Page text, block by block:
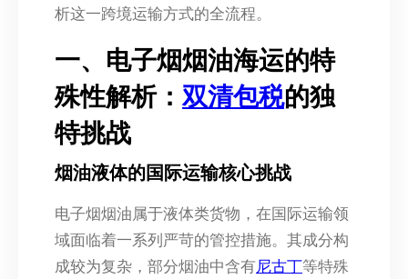
析这一跨境运输方式的全流程。
一、电子烟烟油海运的特
殊性解析：双清包税的独
特挑战
烟油液体的国际运输核心挑战
电子烟烟油属于液体类货物，在国际运输领
域面临着一系列严苛的管控措施。其成分构
成较为复杂，部分烟油中含有尼古丁等特殊